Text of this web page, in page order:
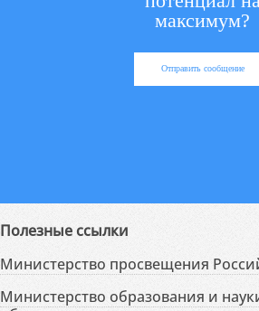
максимум?
Отправить сообщение
Полезные ссылки
Министерство просвещения
Министерство образования и